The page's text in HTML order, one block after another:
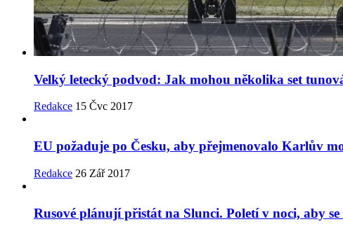
Velký letecký podvod: Jak mohou několika set
Redakce 15 Čvc 2017
EU požaduje po Česku, aby přejmenovalo Karlův
Redakce 26 Zář 2017
Rusové plánují přistát na Slunci. Poletí v noci, aby